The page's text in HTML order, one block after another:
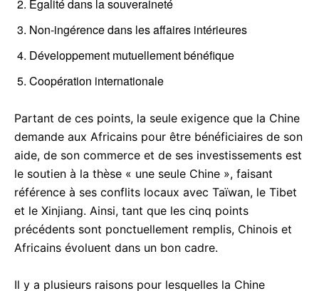
Égalité dans la souveraineté
Non-ingérence dans les affaires intérieures
Développement mutuellement bénéfique
Coopération internationale
Partant de ces points, la seule exigence que la Chine
demande aux Africains pour être bénéficiaires de son
aide, de son commerce et de ses investissements est
le soutien à la thèse « une seule Chine », faisant
référence à ses conflits locaux avec Taïwan, le Tibet
et le Xinjiang. Ainsi, tant que les cinq points
précédents sont ponctuellement remplis, Chinois et
Africains évoluent dans un bon cadre.
Il y a plusieurs raisons pour lesquelles la Chine